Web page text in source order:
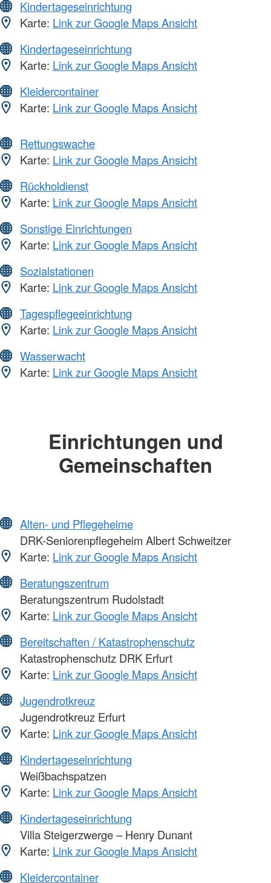
Kindertageseinrichtung
Karte: Link zur Google Maps Ansicht
Kindertageseinrichtung
Karte: Link zur Google Maps Ansicht
Kleidercontainer
Karte: Link zur Google Maps Ansicht
Rettungswache
Karte: Link zur Google Maps Ansicht
Rückholdienst
Karte: Link zur Google Maps Ansicht
Sonstige Einrichtungen
Karte: Link zur Google Maps Ansicht
Sozialstationen
Karte: Link zur Google Maps Ansicht
Tagespflegeeinrichtung
Karte: Link zur Google Maps Ansicht
Wasserwacht
Karte: Link zur Google Maps Ansicht
Einrichtungen und
Gemeinschaften
Alten- und Pflegeheime
DRK-Seniorenpflegeheim Albert Schweitzer
Karte: Link zur Google Maps Ansicht
Beratungszentrum
Beratungszentrum Rudolstadt
Karte: Link zur Google Maps Ansicht
Bereitschaften / Katastrophenschutz
Katastrophenschutz DRK Erfurt
Karte: Link zur Google Maps Ansicht
Jugendrotkreuz
Jugendrotkreuz Erfurt
Karte: Link zur Google Maps Ansicht
Kindertageseinrichtung
Weißbachspatzen
Karte: Link zur Google Maps Ansicht
Kindertageseinrichtung
Villa Steigerzwerge – Henry Dunant
Karte: Link zur Google Maps Ansicht
Kleidercontainer